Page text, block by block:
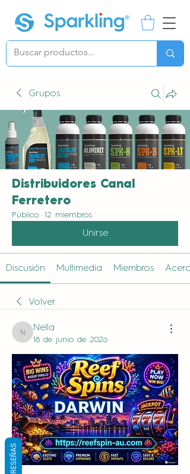
Grupos
Distribuidores Canal
Ferretero
Público · 12 miembros
Unirse
Discusión Multimedia Miembros
Volver
Nella
Nella
18 de junio de 2026
RESEÑAS